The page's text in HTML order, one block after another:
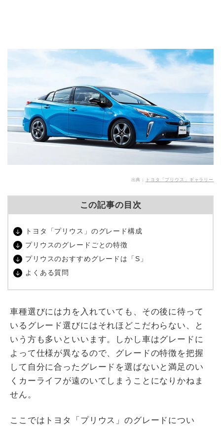
出典： トヨタ「プリウス」ギャラリー
この記事の目次
トヨタ「プリウス」のグレード構成
プリウスのグレードごとの特徴
プリウスのおすすめグレードは「S」
よくある質問
車種選びには力を入れていても、その後に待って
いるグレード選びにはそれほどこだわらない、と
いう方も多いといいます。しかし車はグレードに
よって仕様が異なるので、グレードの特徴を把握
して自分に合ったグレードを選ばないと満足のい
くカーライフが遠のいてしまうことになりかねま
せん。
ここではトヨタ「プリウス」のグレードについ